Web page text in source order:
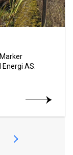
AS.